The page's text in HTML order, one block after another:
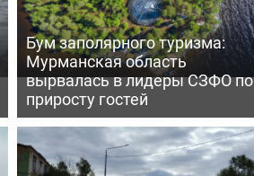
Бум заполярного туризма:
Мурманская область
вырвалась в лидеры СЗФО по
приросту гостей